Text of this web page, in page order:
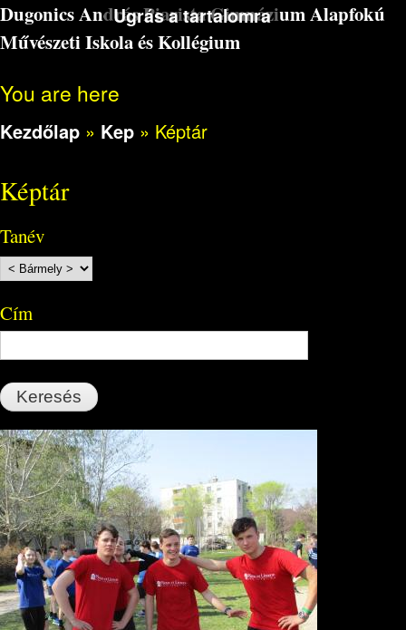
Ugrás a tartalomra
Dugonics András Piarista Gimnázium Alapfokú
Művészeti Iskola és Kollégium
You are here
Kezdőlap » Kep » Képtár
Képtár
Tanév
Cím